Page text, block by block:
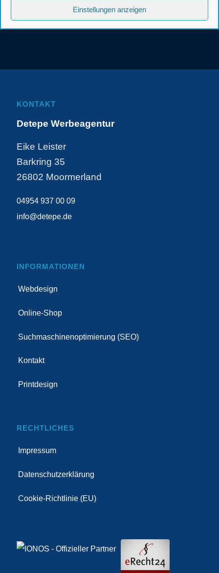
Einstellungen anzeigen
KONTAKT
Detepe Werbeagentur
Eike Leister
Barkring 35
26802 Moormerland
04954 937 00 09
info@detepe.de
INFORMATIONEN
Webdesign
Online-Shop
Suchmaschinenoptimierung (SEO)
Kontakt
Printdesign
RECHTLICHES
Impressum
Datenschutzerklärung
Cookie-Richtlinie (EU)